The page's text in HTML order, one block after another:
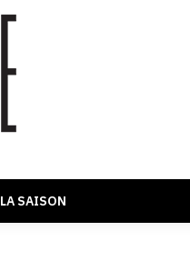
LA SAISON